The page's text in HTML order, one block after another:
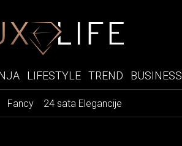
LIFESTYLE TREND BUSINESS
Fancy 24 sata Elegancije